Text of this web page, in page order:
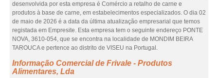
desenvolvida por esta empresa é Comércio a retalho de carne e
produtos à base de carne, em estabelecimentos especializados. O dia 02
de maio de 2026 é a data da última atualização empresarial que temos
registada em Empresite. Esta empresa tem o seguinte endereço PONTE
NOVA, 3610-054, que se encontra na localidade de MONDIM BEIRA
TAROUCA e pertence ao distrito de VISEU na Portugal.
Informação Comercial de Frivale - Produtos
Alimentares, Lda